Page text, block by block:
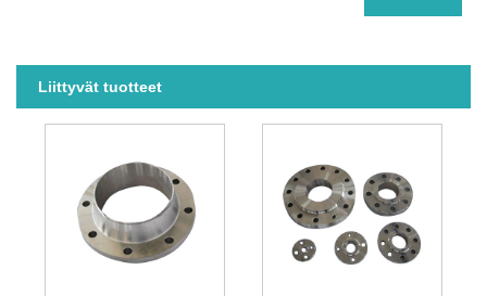
Liittyvät tuotteet